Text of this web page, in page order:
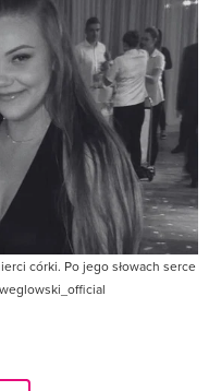
córki. Po jego słowach serce